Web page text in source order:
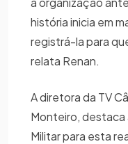
história inicia em
registrá-la para
relata Renan.
A diretora da TV
Monteiro, destaca
Militar para esta